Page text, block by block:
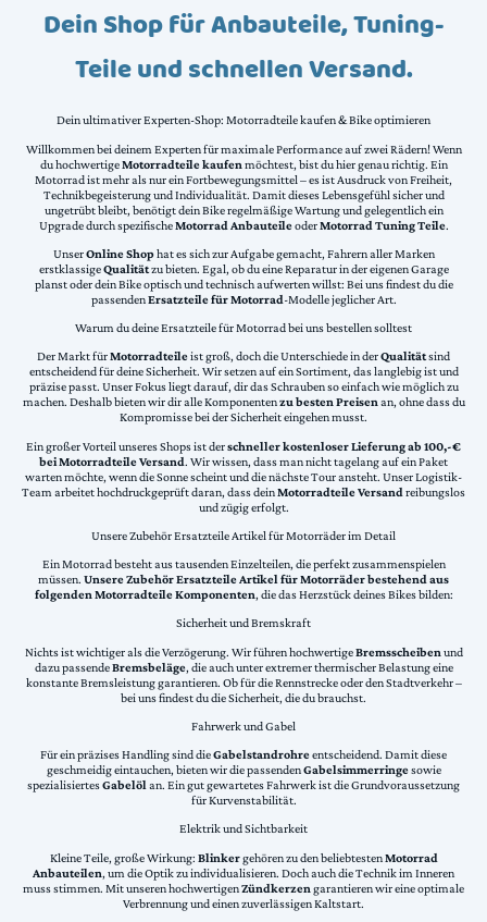
Dein Shop für Anbauteile, Tuning-
Teile und schnellen Versand.
Dein ultimativer Experten-Shop: Motorradteile kaufen & Bike optimieren
Willkommen bei deinem Experten für maximale Performance auf zwei Rädern! Wenn
du hochwertigeMotorradteile kaufen möchtest, bist du hier genau richtig. Ein
Motorrad ist mehr als nur ein Fortbewegungsmittel – es ist Ausdruck von Freiheit,
Technikbegeisterung und Individualität. Damit dieses Lebensgefühl sicher und
ungetrübt bleibt, benötigt dein Bike regelmäßige Wartung und gelegentlich ein
Upgrade durch spezifischeMotorrad AnbauteileoderMotorrad Tuning Teile.
UnserOnline Shophat es sich zur Aufgabe gemacht, Fahrern aller Marken
erstklassigeQualitätzu bieten. Egal, ob du eine Reparatur in der eigenen Garage
planst oder dein Bike optisch und technisch aufwerten willst: Bei uns findest du die
passendenErsatzteile für Motorrad-Modelle jeglicher Art.
Warum du deine Ersatzteile für Motorrad bei uns bestellen solltest
Der Markt fürMotorradteileist groß, doch die Unterschiede in derQualitätsind
entscheidend für deine Sicherheit. Wir setzen auf ein Sortiment, das langlebig ist und
präzise passt. Unser Fokus liegt darauf, dir das Schrauben so einfach wie möglich zu
machen. Deshalb bieten wir dir alle Komponentenzu besten Preisenan, ohne dass du
Kompromisse bei der Sicherheit eingehen musst.
Ein großer Vorteil unseres Shops ist derschneller kostenloser Lieferung ab 100,-€
bei Motorradteile Versand. Wir wissen, dass man nicht tagelang auf ein Paket
warten möchte, wenn die Sonne scheint und die nächste Tour ansteht. Unser Logistik-
Team arbeitet hochdruckgeprüft daran, dass deinMotorradteile Versand reibungslos
und zügig erfolgt.
Unsere Zubehör Ersatzteile Artikel für Motorräder im Detail
Ein Motorrad besteht aus tausenden Einzelteilen, die perfekt zusammenspielen
müssen. Unsere Zubehör Ersatzteile Artikel für Motorräder bestehend aus
folgenden Motorradteile Komponenten, die das Herzstück deines Bikes bilden:
Sicherheit und Bremskraft
Nichts ist wichtiger als die Verzögerung. Wir führen hochwertigeBremsscheiben und
dazu passendeBremsbeläge, die auch unter extremer thermischer Belastung eine
konstante Bremsleistung garantieren. Ob für die Rennstrecke oder den Stadtverkehr –
bei uns findest du die Sicherheit, die du brauchst.
Fahrwerk und Gabel
Für ein präzises Handling sind dieGabelstandrohreentscheidend. Damit diese
geschmeidig eintauchen, bieten wir die passendenGabelsimmerringesowie
spezialisiertesGabelölan. Ein gut gewartetes Fahrwerk ist die Grundvoraussetzung
für Kurvenstabilität.
Elektrik und Sichtbarkeit
Kleine Teile, große Wirkung: Blinkergehören zu den beliebtestenMotorrad
Anbauteilen, um die Optik zu individualisieren. Doch auch die Technik im Inneren
muss stimmen. Mit unseren hochwertigenZündkerzen garantieren wir eine optimale
Verbrennung und einen zuverlässigen Kaltstart.